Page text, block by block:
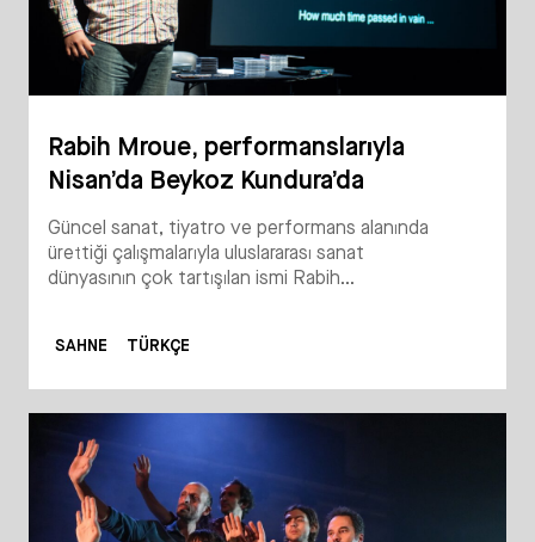
Rabih Mroue, performanslarıyla
Nisan’da Beykoz Kundura’da
Güncel sanat, tiyatro ve performans alanında
ürettiği çalışmalarıyla uluslararası sanat
dünyasının çok tartışılan ismi Rabih...
SAHNE TÜRKÇE